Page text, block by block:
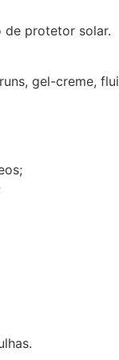
de protetor solar.
gel-creme,